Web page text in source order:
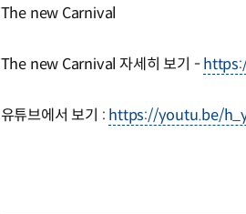
The new Carnival
The new Carnival 자세히 보기 -
유튜브에서 보기 : https://youtu.be/